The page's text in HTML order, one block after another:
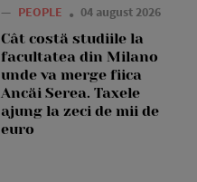
— PEOPLE 04 august 2026
Cât costă studiile la
facultatea din Milano
unde va merge fiica
Ancăi Serea. Taxele
ajung la zeci de mii de
euro